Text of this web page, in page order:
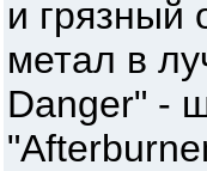
и грязный
метал в
Danger" -